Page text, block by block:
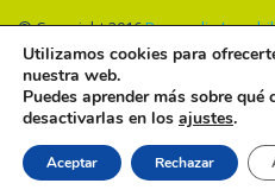
© Copyright 2016Renovalia
reservados.
Utilizamos cookies para
nuestra web.
Puedes aprender más sobre
desactivarlas en los ajustes.
Aceptar Rechazar